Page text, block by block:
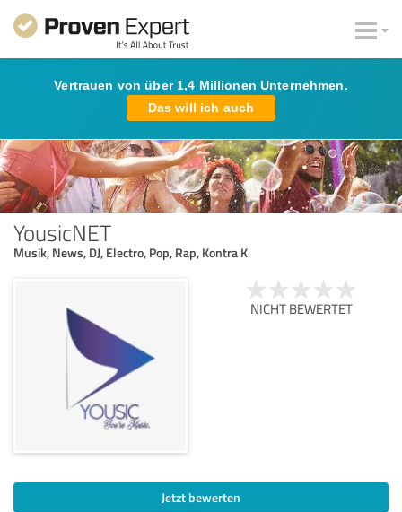
Vertrauen von über 1,4 Millionen Unternehmen.
Das will ich auch
YousicNET
Musik, News, DJ, Electro, Pop, Rap, Kontra K
NICHT BEWERTET
Jetzt bewerten